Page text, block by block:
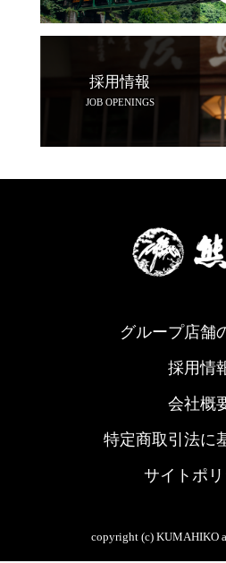
採用情報
JOB OPENINGS
グループ店舗
採用情
会社概
特定商取引法に
サイトポ
copyright (c) KUMAHIKO